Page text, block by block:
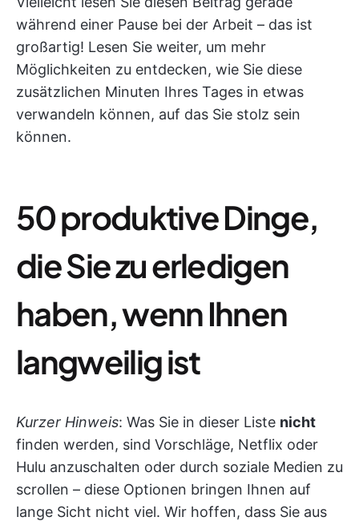
während einer Pause bei der Arbeit – das ist
großartig! Lesen Sie weiter, um mehr
Möglichkeiten zu entdecken, wie Sie diese
zusätzlichen Minuten Ihres Tages in etwas
verwandeln können, auf das Sie stolz sein
können.
50 produktive Dinge,
die Sie zu erledigen
haben, wenn Ihnen
langweilig ist
Kurzer Hinweis: Was Sie in dieser Liste nicht
finden werden, sind Vorschläge, Netflix oder
Hulu anzuschalten oder durch soziale Medien zu
scrollen – diese Optionen bringen Ihnen auf
lange Sicht nicht viel. Wir hoffen, dass Sie aus